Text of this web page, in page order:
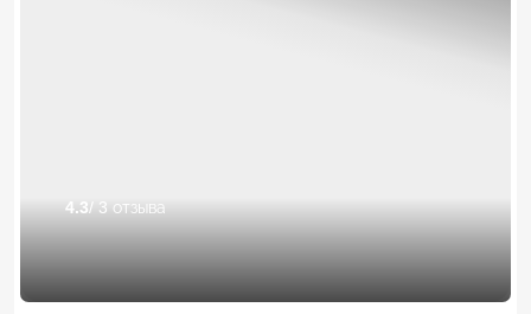
4.3/ 3 отзыва